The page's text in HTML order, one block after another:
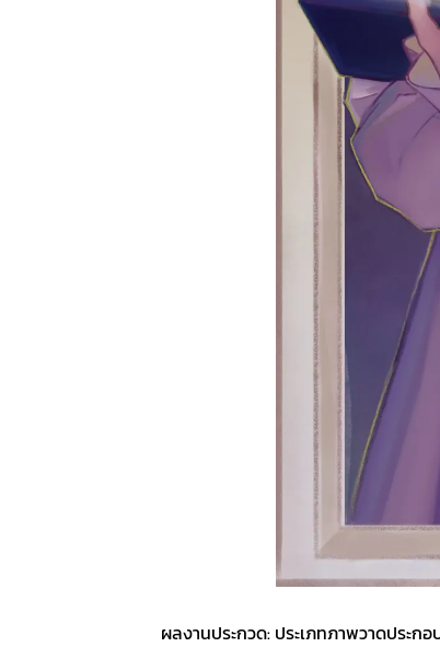
ผลงานประกวด: ประเภทภาพวาดประก